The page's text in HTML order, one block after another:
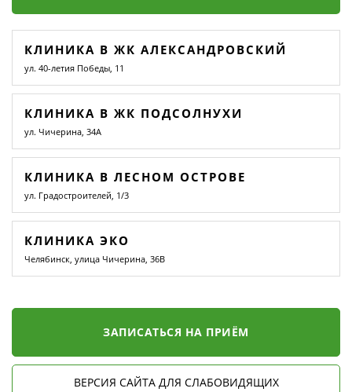
КЛИНИКА В ЖК АЛЕКСАНДРОВСКИЙ
ул. 40-летия Победы, 11
КЛИНИКА В ЖК ПОДСОЛНУХИ
ул. Чичерина, 34А
КЛИНИКА В ЛЕСНОМ ОСТРОВЕ
ул. Градостроителей, 1/3
КЛИНИКА ЭКО
Челябинск, улица Чичерина, 36В
ЗАПИСАТЬСЯ НА ПРИЁМ
ВЕРСИЯ САЙТА ДЛЯ СЛАБОВИДЯЩИХ